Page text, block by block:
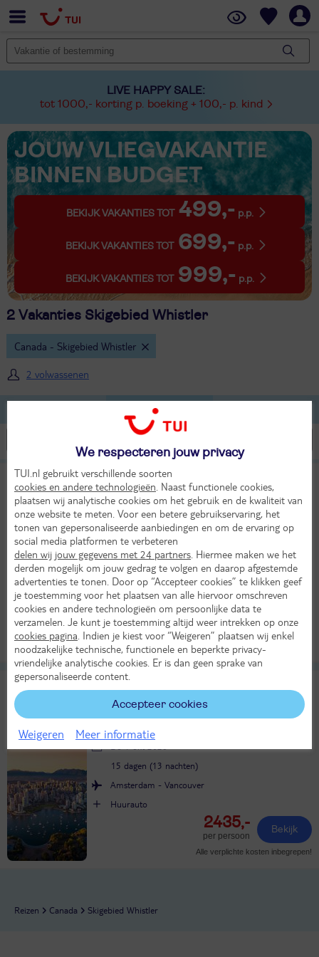
LIVE HAPPY SALE:
tot 1000,- korting p. boeking + 100,- p. kind
JOUW VLIEGVAKANTIE
BINNEN BUDGET
BEKIJK VAKANTIES TOT 499,- p.p.
BEKIJK VAKANTIES TOT 699,- p.p.
BEKIJK VAKANTIES TOT 999,- p.p.
2 Vakanties Skigebied Whistler
Canada - Skigebied Whistler
2 volwassenen
Lijst
8,2
Heel goed
16-daagse fly-drive West-Canada &
Rocky Mountains
Individuele rondreis Canada
Vr 2 okt 2026
16 dagen (14 nachten)
Amsterdam - Vancouver
Huurauto
2577,-
per persoon
Bekijk
Alle verplichte kosten inbegrepen!
8
Heel goed
15-daagse fly-drive Het beste van West-
15 dagen (13 nachten)
Amsterdam - Vancouver
Huurauto
2435,-
per persoon
Bekijk
Alle verplichte kosten inbegrepen!
Reizen Canada Skigebied Whistler
We respecteren jouw privacy
TUI.nl gebruikt verschillende soorten
cookies en andere technologieën . Naast functionele cookies,
plaatsen wij analytische cookies om het gebruik en de kwaliteit van
onze website te meten. Voor een betere gebruikservaring, het
tonen van gepersonaliseerde aanbiedingen en om de ervaring op
social media platformen te verbeteren
delen wij jouw gegevens met 24 partners . Hiermee maken we het
derden mogelijk om jouw gedrag te volgen en daarop afgestemde
advertenties te tonen. Door op “Accepteer cookies” te klikken geef
je toestemming voor het plaatsen van alle hiervoor omschreven
cookies en andere technologieën om persoonlijke data te
verzamelen. Je kunt je toestemming altijd weer intrekken op onze
cookies pagina . Indien je kiest voor “Weigeren” plaatsen wij enkel
noodzakelijke technische, functionele en beperkte privacy-
vriendelijke analytische cookies. Er is dan geen sprake van
gepersonaliseerde content.
Accepteer cookies
Weigeren Meer informatie